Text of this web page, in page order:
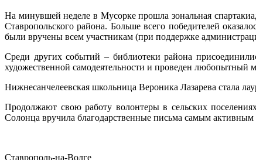
На минувшей неделе в Мусорке прошла зональная
Ставропольского района. Больше всего победителей
были вручены всем участникам (при поддержке
Среди других событий – библиотеки района
художественной самодеятельности и проведен любопытный
Нижнесанчелеевская школьница Вероника Лазарева стала
Продолжают свою работу волонтеры в сельских
Солонца вручила благодарственные письма самым
Ставрополь-на-Волге